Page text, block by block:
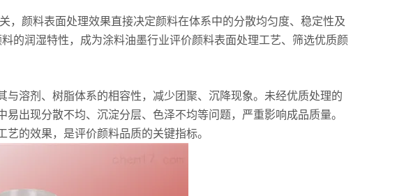
颜料表面处理效果直接决定颜料在体系中的分散均匀度、稳定性及
的润湿特性，成为涂料油墨行业评价颜料表面处理工艺、筛选优质颜
溶剂、树脂体系的相容性，减少团聚、沉降现象。未经优质处理的
出现分散不均、沉淀分层、色泽不均等问题，严重影响成品质量。
的效果，是评价颜料品质的关键指标。